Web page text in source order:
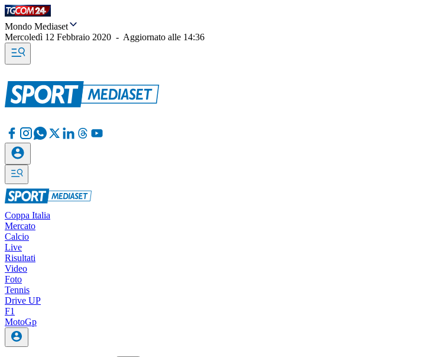
Mondo Mediaset
Mercoledì 12 Febbraio 2020 - Aggiornato alle 14:36
Coppa Italia
Mercato
Calcio
Live
Risultati
Video
Foto
Tennis
Drive UP
F1
MotoGp